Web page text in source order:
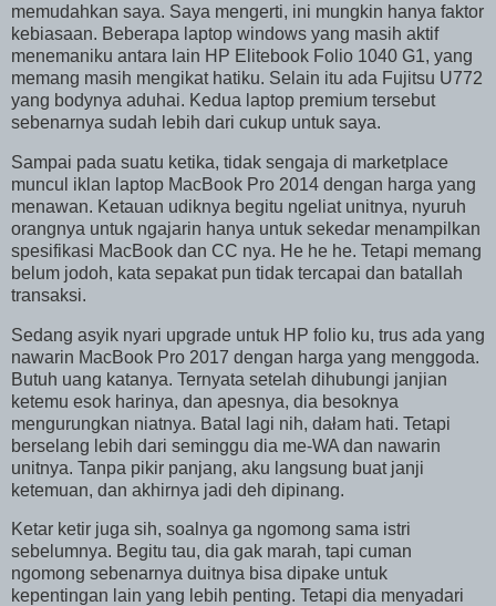
memudahkan saya. Saya mengerti, ini mungkin hanya faktor
kebiasaan. Beberapa laptop windows yang masih aktif
menemaniku antara lain HP Elitebook Folio 1040 G1, yang
memang masih mengikat hatiku. Selain itu ada Fujitsu U772
yang bodynya aduhai. Kedua laptop premium tersebut
sebenarnya sudah lebih dari cukup untuk saya.
Sampai pada suatu ketika, tidak sengaja di marketplace
muncul iklan laptop MacBook Pro 2014 dengan harga yang
menawan. Ketauan udiknya begitu ngeliat unitnya, nyuruh
orangnya untuk ngajarin hanya untuk sekedar menampilkan
spesifikasi MacBook dan CC nya. He he he. Tetapi memang
belum jodoh, kata sepakat pun tidak tercapai dan batallah
transaksi.
Sedang asyik nyari upgrade untuk HP folio ku, trus ada yang
nawarin MacBook Pro 2017 dengan harga yang menggoda.
Butuh uang katanya. Ternyata setelah dihubungi janjian
ketemu esok harinya, dan apesnya, dia besoknya
mengurungkan niatnya. Batal lagi nih, dałam hati. Tetapi
berselang lebih dari seminggu dia me-WA dan nawarin
unitnya. Tanpa pikir panjang, aku langsung buat janji
ketemuan, dan akhirnya jadi deh dipinang.
Ketar ketir juga sih, soalnya ga ngomong sama istri
sebelumnya. Begitu tau, dia gak marah, tapi cuman
ngomong sebenarnya duitnya bisa dipake untuk
kepentingan lain yang lebih penting. Tetapi dia menyadari